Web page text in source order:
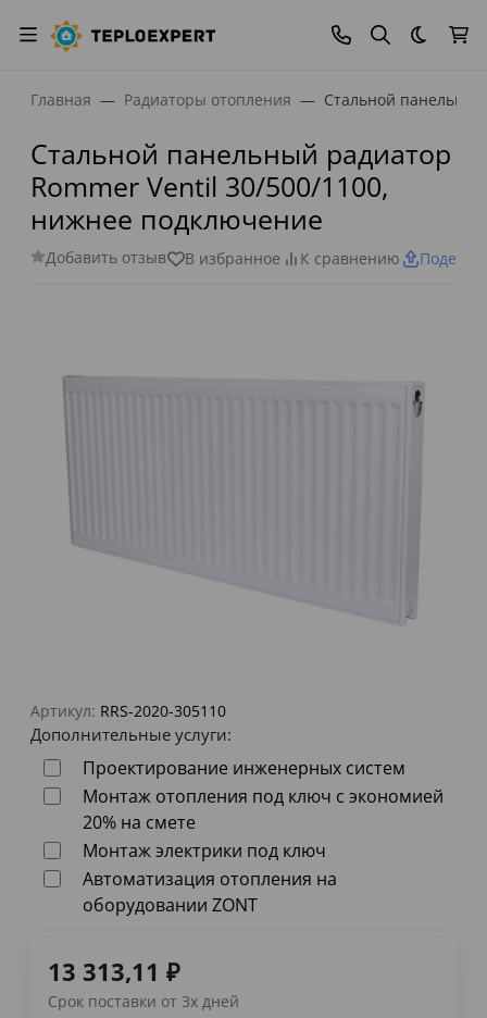
Темная
Главная Радиаторы отопления Стальной
Стальной панельный радиатор
Rommer Ventil 30/500/1100,
нижнее подключение
Добавить отзыв В избранное К сравнению
Артикул: RRS-2020-305110
Дополнительные услуги:
Проектирование инженерных систем
Монтаж отопления под ключ с экономией
20% на смете
Монтаж электрики под ключ
Автоматизация отопления на
оборудовании ZONT
13 313,11 ₽
Срок поставки от 3х дней